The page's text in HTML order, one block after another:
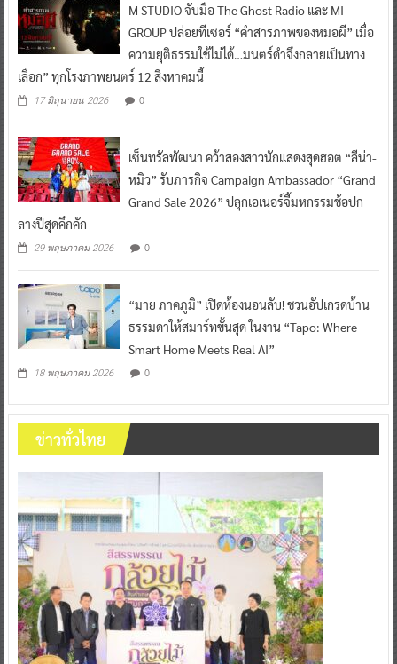
M STUDIO จับมือ The Ghost Radio และ MI
GROUP ปล่อยทีเซอร์ “คำสารภาพของหมอผี” เมื่อ
ความยุติธรรมใช้ไม่ได้…มนตร์ดำจึงกลายเป็นทาง
เลือก” ทุกโรงภาพยนตร์ 12 สิงหาคมนี้
17 มิถุนายน 2026 0
เซ็นทรัลพัฒนา คว้าสองสาวนักแสดงสุดฮอต “ลีน่า-
หมิว” รับภารกิจ Campaign Ambassador “Grand
Grand Sale 2026” ปลุกเอเนอร์จี้มหกรรมช้อปก
ลางปีสุดคึกคัก
29 พฤษภาคม 2026 0
“มาย ภาคภูมิ” เปิดห้องนอนลับ! ชวนอัปเกรดบ้าน
ธรรมดาให้สมาร์ทขั้นสุด ในงาน “Tapo: Where
Smart Home Meets Real AI”
18 พฤษภาคม 2026 0
ข่าวทั่วไทย